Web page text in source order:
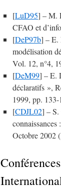
[LuD95] – M.
CFAO et
[DeP97b] – E.
modélisation
Vol. 12, n°4,
[DeM99] – E.
déclaratifs »,
1999, pp.
[CDJL02] – S.
Octobre 2002